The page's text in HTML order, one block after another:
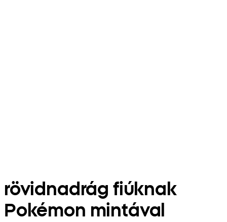
rövidnadrág fiúknak
Pokémon mintával